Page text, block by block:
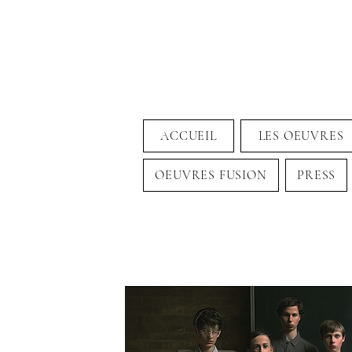
ACCUEIL LES OEUVRES
OEUVRES FUSION PRESS